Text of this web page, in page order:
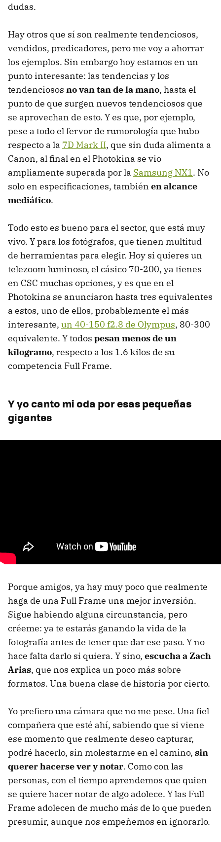
dudas.
Hay otros que sí son realmente tendenciosos,
vendidos, predicadores, pero me voy a ahorrar
los ejemplos. Sin embargo hoy estamos en un
punto interesante: las tendencias y los
tendenciosos no van tan de la mano, hasta el
punto de que surgen nuevos tendenciosos que
se aprovechan de esto. Y es que, por ejemplo,
pese a todo el fervor de rumorología que hubo
respecto a la 7D Mark II, que sin duda alimenta a
Canon, al final en el Photokina se vio
ampliamente superada por la Samsung NX1. No
solo en especificaciones, también en alcance
mediático.
Todo esto es bueno para el sector, que está muy
vivo. Y para los fotógrafos, que tienen multitud
de herramientas para elegir. Hoy si quieres un
telezoom luminoso, el cásico 70-200, ya tienes
en CSC muchas opciones, y es que en el
Photokina se anunciaron hasta tres equivalentes
a estos, uno de ellos, probablemente el más
interesante, un 40-150 f2.8 de Olympus, 80-300
equivalente. Y todos pesan menos de un
kilogramo, respecto a los 1.6 kilos de su
competencia Full Frame.
Y yo canto mi oda por esas pequeñas
gigantes
Porque amigos, ya hay muy poco que realmente
haga de una Full Frame una mejor inversión.
Sigue habiendo alguna circunstancia, pero
créeme: ya te estarás ganando la vida de la
fotografía antes de tener que dar ese paso. Y no
hace falta darlo si quiera. Y sino, escucha a Zach
Arias, que nos explica un poco más sobre
formatos. Una buena clase de historia por cierto.
Yo prefiero una cámara que no me pese. Una fiel
compañera que esté ahí, sabiendo que si viene
ese momento que realmente deseo capturar,
podré hacerlo, sin molestarme en el camino, sin
querer hacerse ver y notar. Como con las
personas, con el tiempo aprendemos que quien
se quiere hacer notar de algo adolece. Y las Full
Frame adolecen de mucho más de lo que pueden
presumir, aunque nos empeñemos en ignorarlo.